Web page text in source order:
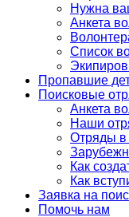
Нужна
Анкета
Список
Пропавшие
Поисковые
Анкета
Наши
Отряды в
Как
Как
Заявка на
Помочь нам